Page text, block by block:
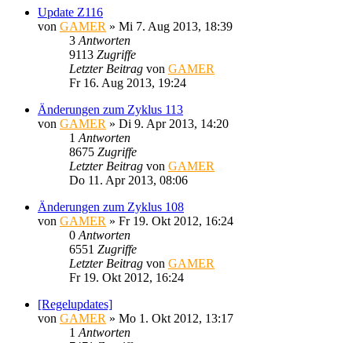
Update Z116
von GAMER » Mi 7. Aug 2013, 18:39
3 Antworten
9113 Zugriffe
Letzter Beitrag von GAMER
Fr 16. Aug 2013, 19:24
Änderungen zum Zyklus 113
von GAMER » Di 9. Apr 2013, 14:20
1 Antworten
8675 Zugriffe
Letzter Beitrag von GAMER
Do 11. Apr 2013, 08:06
Änderungen zum Zyklus 108
von GAMER » Fr 19. Okt 2012, 16:24
0 Antworten
6551 Zugriffe
Letzter Beitrag von GAMER
Fr 19. Okt 2012, 16:24
[Regelupdates]
von GAMER » Mo 1. Okt 2012, 13:17
1 Antworten